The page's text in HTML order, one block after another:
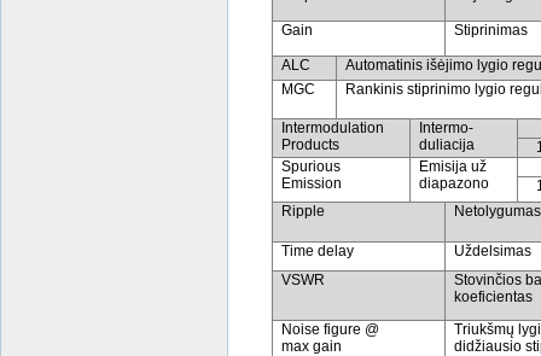
Gain Stiprinimas
ALC
Automatinis išėjimo lygio
MGC
Rankinis stiprinimo lygio
Intermodulation
Products
Intermo-
duliacija
Spurious
Emission
Emisija už
diapazono
Ripple
Netolygumas
Time delay
Uždelsimas
VSWR
Stovinčios
koeficientas
Noise figure @
max gain
Triukšmų
didžiausio